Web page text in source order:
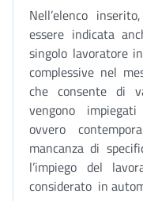
Nell’elenco
essere indicata
singolo lavoratore
complessive nel
che consente di
vengono
ovvero
mancanza di
l’impiego del
considerato in